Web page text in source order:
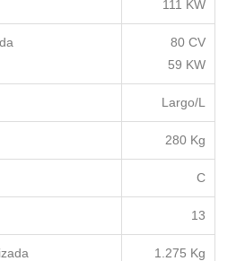
111 KW
80 CV
59 KW
Largo/L
280 Kg
C
13
1.275 Kg